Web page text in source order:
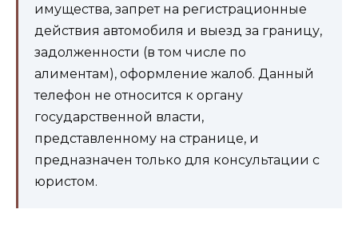
имущества, запрет на регистрационные
действия автомобиля и выезд за границу,
задолженности (в том числе по
алиментам), оформление жалоб. Данный
телефон не относится к органу
государственной власти,
представленному на странице, и
предназначен только для консультации с
юристом.